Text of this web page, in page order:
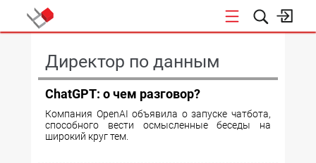
Директор по данным
ChatGPT: о чем разговор?
Компания OpenAI объявила о запуске чатбота,
способного вести осмысленные беседы на
широкий круг тем.